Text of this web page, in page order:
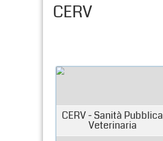
CERV
CERV - Sanità Pubblica
Veterinaria